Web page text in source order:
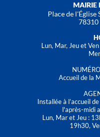
MAIRIE
Place de
78310
Lun, Mar, Jeu et
Accueil de la
Installée à l’accueil
l'après-midi
Lun, Mar et Jeu :
19h30,